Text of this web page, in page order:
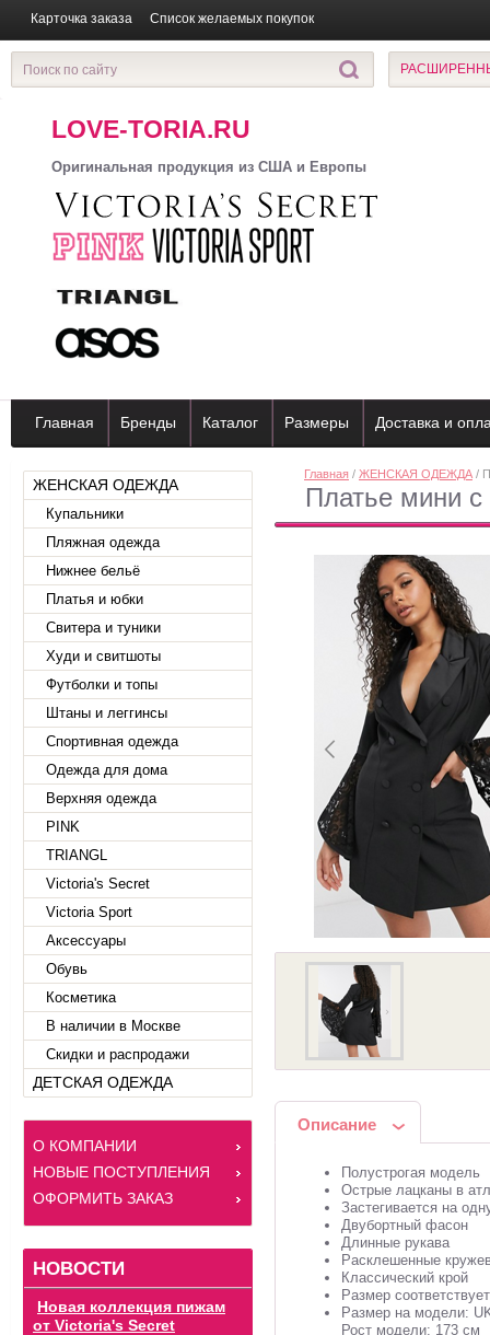
Карточка заказа Список желаемых покупок
LOVE-TORIA.RU
Оригинальная продукция из США и Европы
Главная Бренды Каталог Размеры Доставка и
ЖЕНСКАЯ ОДЕЖДА
Купальники
Пляжная одежда
Нижнее бельё
Платья и юбки
Свитера и туники
Худи и свитшоты
Футболки и топы
Штаны и леггинсы
Спортивная одежда
Одежда для дома
Верхняя одежда
PINK
TRIANGL
Victoria's Secret
Victoria Sport
Аксессуары
Обувь
Косметика
В наличии в Москве
Скидки и распродажи
ДЕТСКАЯ ОДЕЖДА
О КОМПАНИИ
НОВЫЕ ПОСТУПЛЕНИЯ
ОФОРМИТЬ ЗАКАЗ
НОВОСТИ
Новая коллекция пижам
от Victoria's Secret
Главная / ЖЕНСКАЯ ОДЕЖДА /
Платье мини
Описание
Полустрогая модель
Острые лацканы в
Застегивается на
Двубортный фасон
Длинные рукава
Расклешенные
Классический крой
Размер
Размер на модели:
Рост модели: 173 см